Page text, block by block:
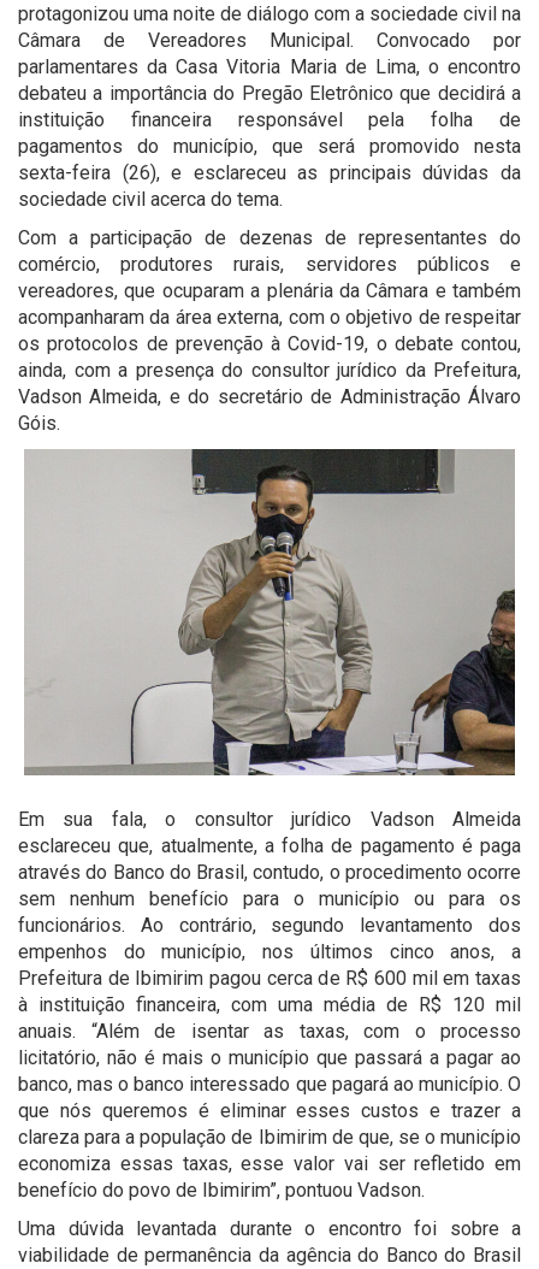
protagonizou uma noite de diálogo com a sociedade civil na
Câmara de Vereadores Municipal. Convocado por
parlamentares da Casa Vitoria Maria de Lima, o encontro
debateu a importância do Pregão Eletrônico que decidirá a
instituição financeira responsável pela folha de
pagamentos do município, que será promovido nesta
sexta-feira (26), e esclareceu as principais dúvidas da
sociedade civil acerca do tema.
Com a participação de dezenas de representantes do
comércio, produtores rurais, servidores públicos e
vereadores, que ocuparam a plenária da Câmara e também
acompanharam da área externa, com o objetivo de respeitar
os protocolos de prevenção à Covid-19, o debate contou,
ainda, com a presença do consultor jurídico da Prefeitura,
Vadson Almeida, e do secretário de Administração Álvaro
Góis.
Em sua fala, o consultor jurídico Vadson Almeida
esclareceu que, atualmente, a folha de pagamento é paga
através do Banco do Brasil, contudo, o procedimento ocorre
sem nenhum benefício para o município ou para os
funcionários. Ao contrário, segundo levantamento dos
empenhos do município, nos últimos cinco anos, a
Prefeitura de Ibimirim pagou cerca de R$ 600 mil em taxas
à instituição financeira, com uma média de R$ 120 mil
anuais. “Além de isentar as taxas, com o processo
licitatório, não é mais o município que passará a pagar ao
banco, mas o banco interessado que pagará ao município. O
que nós queremos é eliminar esses custos e trazer a
clareza para a população de Ibimirim de que, se o município
economiza essas taxas, esse valor vai ser refletido em
benefício do povo de Ibimirim”, pontuou Vadson.
Uma dúvida levantada durante o encontro foi sobre a
viabilidade de permanência da agência do Banco do Brasil